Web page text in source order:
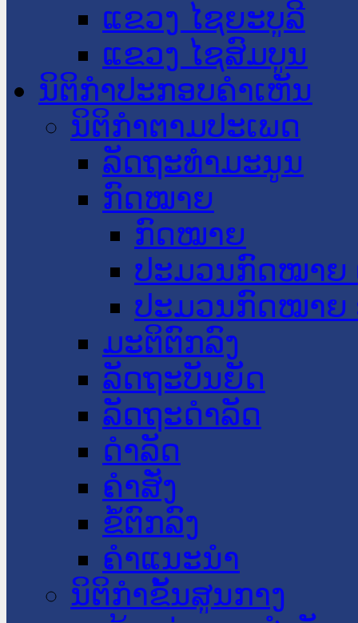
ແຂວງ ໄຊຍະບູລີ
ແຂວງ ໄຊສົມບູນ
ນິຕິກໍາປະກອບຄໍາເຫັນ
ນິຕິກໍາຕາມປະເພດ
ລັດຖະທໍາມະນູນ
ກົດໝາຍ
ກົດໝາຍ
ປະມວນກົດໝາຍ
ປະມວນກົດໝາຍ
ມະຕິຕົກລົງ
ລັດຖະບັນຍັດ
ລັດຖະດໍາລັດ
ດໍາລັດ
ຄໍາສັ່ງ
ຂໍ້ຕົກລົງ
ຄໍາແນະນໍາ
ນິຕິກຳຂັ້ນສູນກາງ